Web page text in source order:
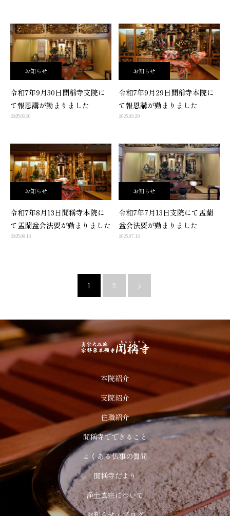
お知らせ
令和7年9月30日聞稱寺支院に
て報恩講が勤まりました
2025.09.30
お知らせ
令和7年9月29日聞稱寺本院に
て報恩講が勤まりました
2025.09.29
お知らせ
令和7年8月13日聞稱寺本院に
て盂蘭盆会法要が勤まりました
2025.08.13
お知らせ
令和7年7月13日支院にて盂蘭
盆会法要が勤まりました
2025.07.13
1 2
本院紹介
支院紹介
住職紹介
聞稱寺でできること
よくある仏事の質問
聞稱寺だより
浄土真宗について